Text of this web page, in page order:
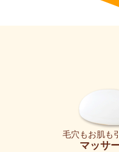
毛穴もお肌も
マッサ